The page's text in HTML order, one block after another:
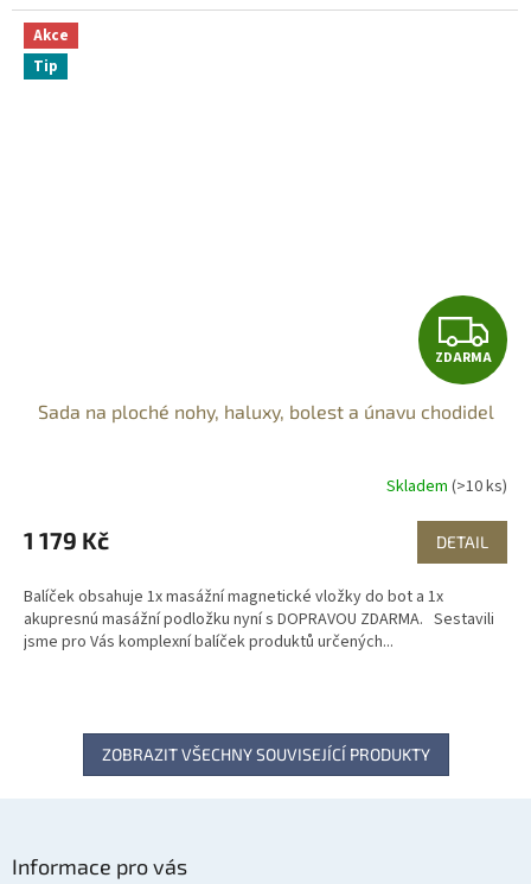
Akce
Tip
Z
D
A
R
M
A
ZDARMA
Sada na ploché nohy, haluxy, bolest a únavu chodidel
Skladem (>10 ks)
1 179 Kč DETAIL
Balíček obsahuje 1x masážní magnetické vložky do bot a 1x
akupresnú masážní podložku nyní s DOPRAVOU ZDARMA. Sestavili
jsme pro Vás komplexní balíček produktů určených...
ZOBRAZIT VŠECHNY SOUVISEJÍCÍ PRODUKTY
Informace pro vás